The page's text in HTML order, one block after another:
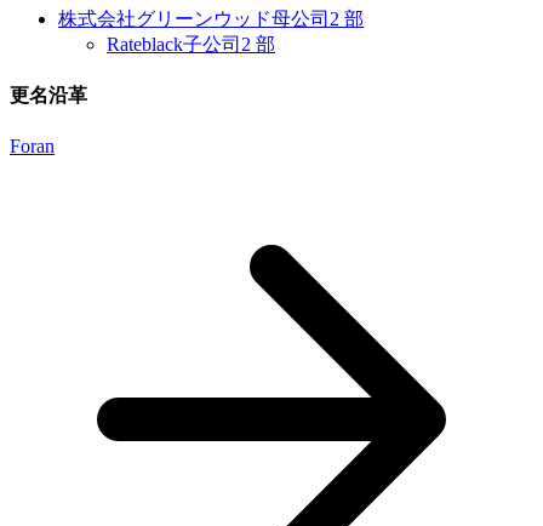
株式会社グリーンウッド母公司 2 部
Rateblack子公司 2 部
更名沿革
Foran